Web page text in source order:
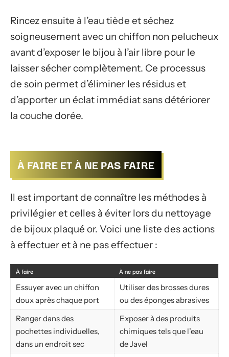
Rincez ensuite à l’eau tiède et séchez
soigneusement avec un chiffon non pelucheux
avant d’exposer le bijou à l’air libre pour le
laisser sécher complètement. Ce processus
de soin permet d’éliminer les résidus et
d’apporter un éclat immédiat sans détériorer
la couche dorée.
À FAIRE ET À NE PAS FAIRE
Il est important de connaître les méthodes à
privilégier et celles à éviter lors du nettoyage
de bijoux plaqué or. Voici une liste des actions
à effectuer et à ne pas effectuer :
À faire
À ne pas faire
Essuyer avec un chiffon
doux après chaque port
Utiliser des brosses dures
ou des éponges abrasives
Ranger dans des
pochettes individuelles,
dans un endroit sec
Exposer à des produits
chimiques tels que l’eau
de Javel